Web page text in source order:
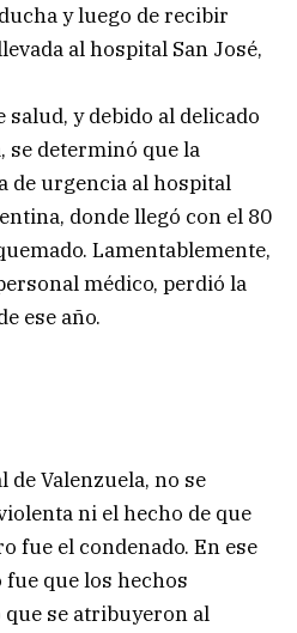
y luego de recibir
al hospital San José,
salud, y debido al delicado
se determinó que la
de urgencia al hospital
donde llegó con el 80
Lamentablemente,
médico, perdió la
ese año.
de Valenzuela, no se
ni el hecho de que
fue el condenado. En ese
fue que los hechos
se atribuyeron al